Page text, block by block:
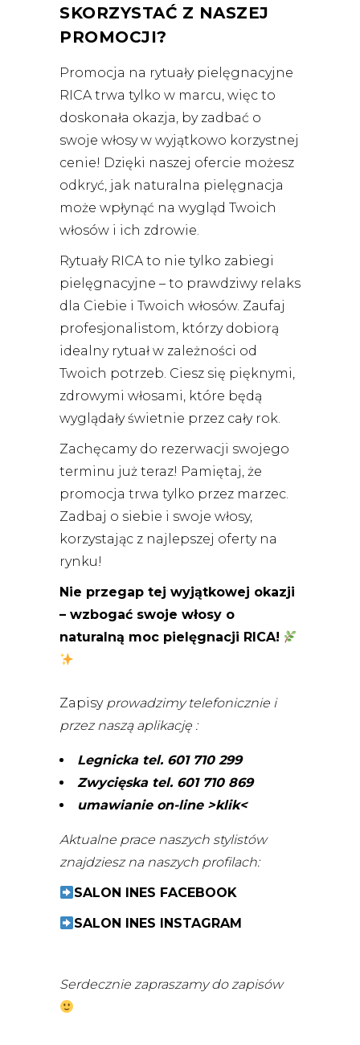
SKORZYSTAĆ Z NASZEJ
PROMOCJI?
Promocja na rytuały pielęgnacyjne
RICA trwa tylko w marcu, więc to
doskonała okazja, by zadbać o
swoje włosy w wyjątkowo korzystnej
cenie! Dzięki naszej ofercie możesz
odkryć, jak naturalna pielęgnacja
może wpłynąć na wygląd Twoich
włosów i ich zdrowie.
Rytuały RICA to nie tylko zabiegi
pielęgnacyjne – to prawdziwy relaks
dla Ciebie i Twoich włosów. Zaufaj
profesjonalistom, którzy dobiorą
idealny rytuał w zależności od
Twoich potrzeb. Ciesz się pięknymi,
zdrowymi włosami, które będą
wyglądały świetnie przez cały rok.
Zachęcamy do rezerwacji swojego
terminu już teraz! Pamiętaj, że
promocja trwa tylko przez marzec.
Zadbaj o siebie i swoje włosy,
korzystając z najlepszej oferty na
rynku!
Nie przegap tej wyjątkowej okazji
– wzbogać swoje włosy o
naturalną moc pielęgnacji RICA!
Zapisyprowadzimy telefonicznie i
przez naszą aplikację :
Legnicka tel. 601 710 299
Zwycięska tel. 601 710 869
umawianie on-line >klik<
Aktualne prace naszych stylistów
znajdziesz na naszych profilach:
SALON INES FACEBOOK
SALON INES INSTAGRAM
Serdecznie zapraszamy do zapisów